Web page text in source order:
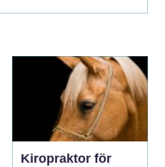
Kiropraktor för